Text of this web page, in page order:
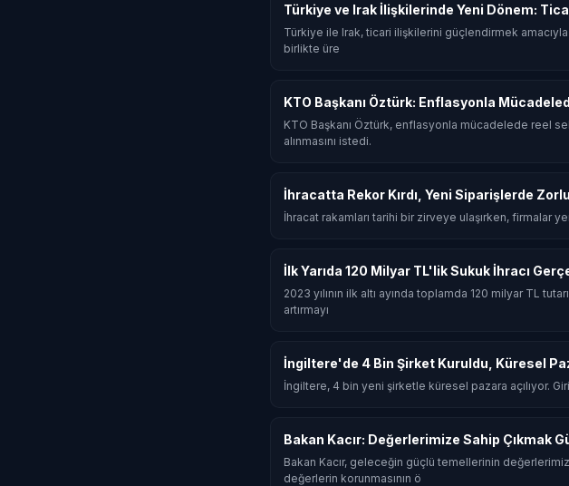
Türkiye ve Irak İlişkilerinde Yeni Dönem:
Türkiye ile Irak, ticari ilişkilerini güçlendirmek
birlikte üre
KTO Başkanı Öztürk: Enflasyonla
KTO Başkanı Öztürk, enflasyonla mücadelede reel
alınmasını istedi.
İhracatta Rekor Kırdı, Yeni Siparişlerde
İhracat rakamları tarihi bir zirveye ulaşırken, firmalar
İlk Yarıda 120 Milyar TL'lik Sukuk İhracı
2023 yılının ilk altı ayında toplamda 120 milyar TL
artırmayı
İngiltere'de 4 Bin Şirket Kuruldu, Küresel
İngiltere, 4 bin yeni şirketle küresel pazara açılıyor.
Bakan Kacır: Değerlerimize Sahip Çıkmak
Bakan Kacır, geleceğin güçlü temellerinin
değerlerin korunmasının ö